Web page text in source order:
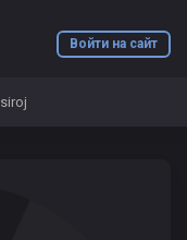
Войти на сайт
siroj